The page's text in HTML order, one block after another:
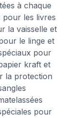
à chaque
pour les livres
la vaisselle et
le linge et
pour
kraft et
la protection
pour